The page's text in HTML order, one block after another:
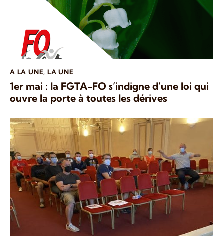
A LA UNE,LA UNE
1er mai : la FGTA-FO s’indigne d’une loi qui
ouvre la porte à toutes les dérives